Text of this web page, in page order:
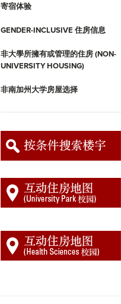
寄宿体验
GENDER-INCLUSIVE 住房信息
非大學所擁有或管理的住房 (NON-
UNIVERSITY HOUSING)
非南加州大学房屋选择